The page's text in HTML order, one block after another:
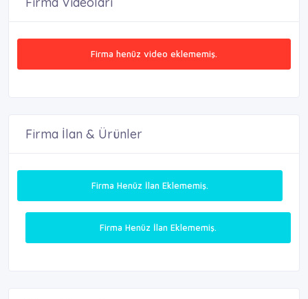
Firma henüz video eklememiş.
Firma İlan & Ürünler
Firma Henüz İlan Eklememiş.
Firma Henüz İlan Eklememiş.